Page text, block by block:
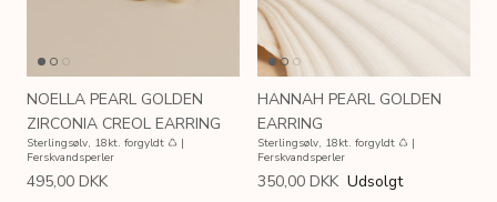
NOELLA PEARL GOLDEN
ZIRCONIA CREOL EARRING
Sterlingsølv, 18kt. forgyldt ♺ |
Ferskvandsperler
495,00 DKK
HANNAH PEARL GOLDEN
EARRING
Sterlingsølv, 18kt. forgyldt ♺ |
Ferskvandsperler
350,00 DKK Udsolgt